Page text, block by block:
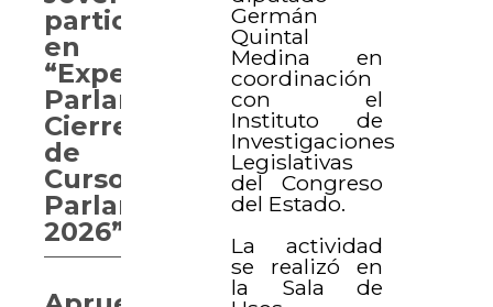
Germán
Quintal
Medina en
coordinación
con el
Instituto de
Investigaciones
Legislativas
del Congreso
del Estado.
La actividad
se realizó en
la Sala de
participan
en
“Experiencia
Parlamentaria.
Cierre
de
Curso
Parlamentario
2026”